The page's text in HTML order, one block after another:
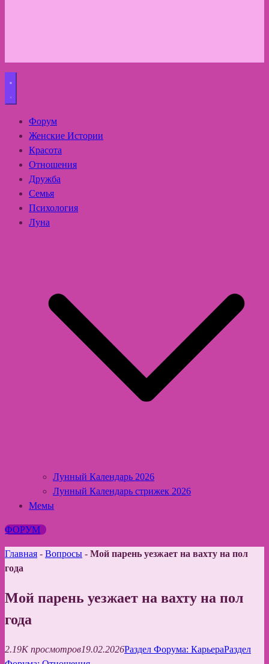
Форум
Женские Истории
Красота
Отношения
Дружба
Семья
Психология
Луна
Лунный Календарь 2026
Лунный Календарь стрижек 2026
Мемы
ФОРУМ
Главная - Вопросы - Мой парень уезжает на вахту на пол
года
Мой парень уезжает на вахту на пол
года
2.19K просмотров19.02.2026Раздел Форума: КарьераРаздел